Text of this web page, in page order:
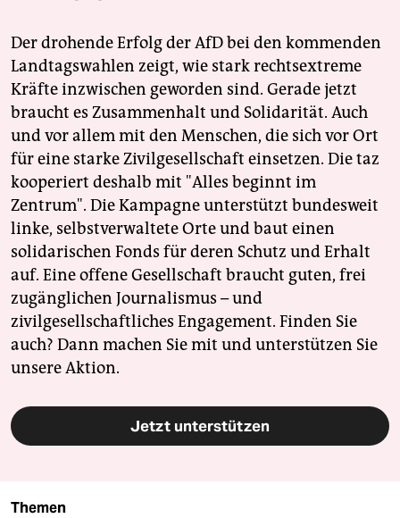
Der drohende Erfolg der AfD bei den kommenden
Landtagswahlen zeigt, wie stark rechtsextreme
Kräfte inzwischen geworden sind. Gerade jetzt
braucht es Zusammenhalt und Solidarität. Auch
und vor allem mit den Menschen, die sich vor Ort
für eine starke Zivilgesellschaft einsetzen. Die taz
kooperiert deshalb mit "Alles beginnt im
Zentrum". Die Kampagne unterstützt bundesweit
linke, selbstverwaltete Orte und baut einen
solidarischen Fonds für deren Schutz und Erhalt
auf. Eine offene Gesellschaft braucht guten, frei
zugänglichen Journalismus – und
zivilgesellschaftliches Engagement. Finden Sie
auch? Dann machen Sie mit und unterstützen Sie
unsere Aktion.
Jetzt unterstützen
Themen